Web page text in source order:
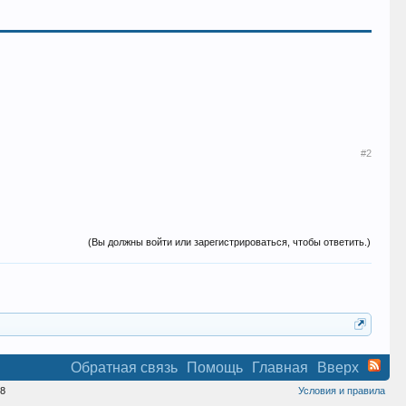
#2
(Вы должны войти или зарегистрироваться, чтобы ответить.)
Обратная связь Помощь Главная Вверх
Условия и правила